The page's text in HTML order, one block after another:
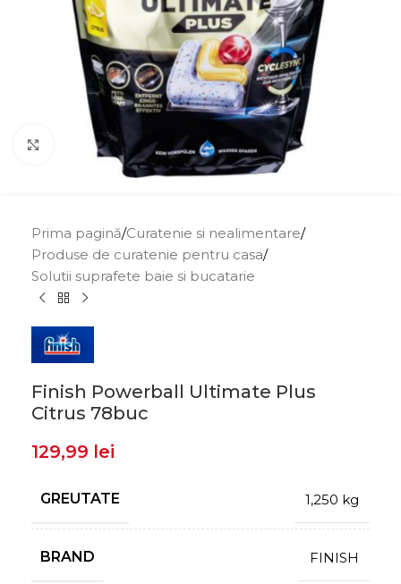
Click to enlarge
Prima pagină/Curatenie si nealimentare/
Produse de curatenie pentru casa/
Solutii suprafete baie si bucatarie
Finish Powerball Ultimate Plus
Citrus 78buc
129,99 lei
GREUTATE 1,250 kg
BRAND FINISH